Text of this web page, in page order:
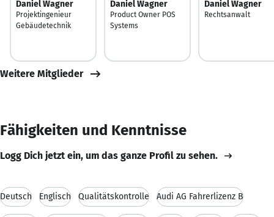
Daniel Wagner
Projektingenieur
Gebäudetechnik
Daniel Wagner
Product Owner POS
Systems
Daniel Wagner
Rechtsanwalt
Weitere Mitglieder
Fähigkeiten und Kenntnisse
Logg Dich jetzt ein, um das ganze Profil zu sehen.
Deutsch Englisch Qualitätskontrolle Audi AG Fahrerlizenz B